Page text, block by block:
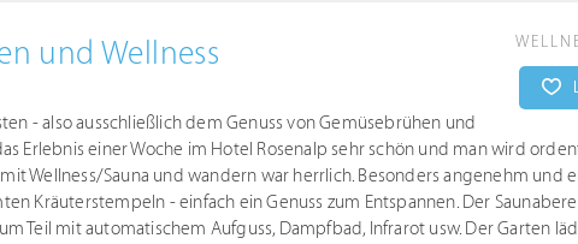
und Wellness
- also ausschließlich dem Genuss von Gemüsebrühen und
Erlebnis einer Woche im Hotel Rosenalp sehr schön und man wird
Wellness/Sauna und wandern war herrlich. Besonders angenehm und
Kräuterstempeln - einfach ein Genuss zum Entspannen. Der
Teil mit automatischem Aufguss, Dampfbad, Infrarot usw. Der Garten